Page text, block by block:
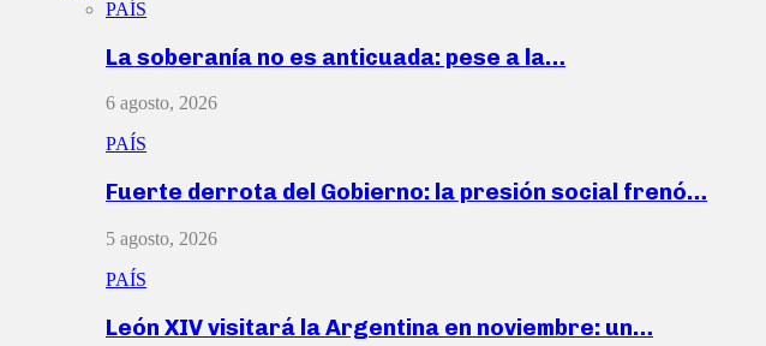
PAÍS
La soberanía no es anticuada: pese a la…
6 agosto, 2026
PAÍS
Fuerte derrota del Gobierno: la presión social frenó…
5 agosto, 2026
PAÍS
León XIV visitará la Argentina en noviembre: un…